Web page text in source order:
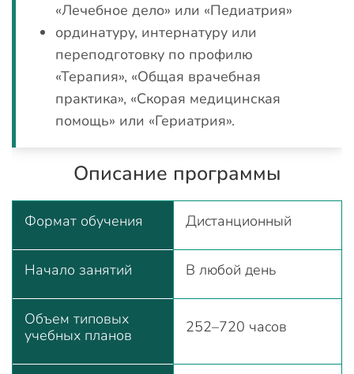
«Лечебное дело» или «Педиатрия»
ординатуру, интернатуру или
переподготовку по профилю
«Терапия», «Общая врачебная
практика», «Скорая медицинская
помощь» или «Гериатрия».
Описание программы
Формат обучения Дистанционный
Начало занятий В любой день
Объем типовых
учебных планов
252–720 часов